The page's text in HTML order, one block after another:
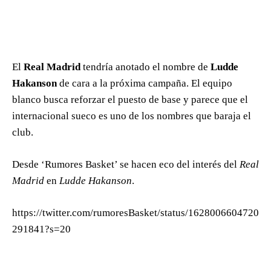
El Real Madridtendría anotado el nombre de Ludde
Hakansonde cara a la próxima campaña. El equipo
blanco busca reforzar el puesto de base y parece que el
internacional sueco es uno de los nombres que baraja el
club.
Desde ‘Rumores Basket’ se hacen eco del interés del Real
Madrid en Ludde Hakanson.
https://twitter.com/rumoresBasket/status/1628006604720
291841?s=20